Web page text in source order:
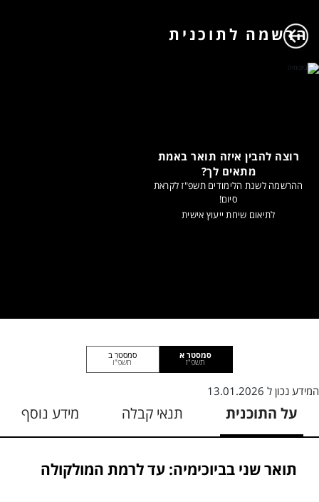
הרשמה לתוכנית
רוצה להבין איזה תואר באמת
מתאים לך?
ההרשמה לשנת הלימודים תשפ"ז לקראת
סיום!
לתיאום שיחת ייעוץ אישית
סמסטר א
תשפ"ז
סמסטר ב
תשפ"ו
המידע נכון ל 13.01.2026
על התוכנית תנאי קבלה מידע נוסף
תואר שני בביוכימיה: עד לרמת המולקולה